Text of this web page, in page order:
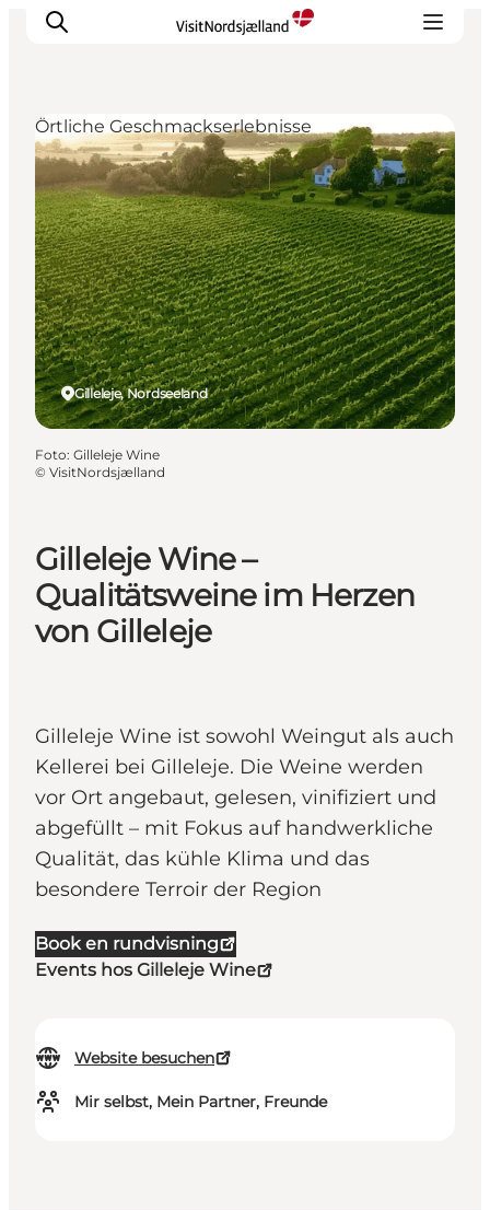
Highlights
Erlebnisse
Geschmack
Unterkünfte
Städte
Reiseplanung
Gilleleje Wine –
Qualitätsweine im Herzen
von Gilleleje
Gilleleje Wine ist sowohl Weingut als auch
Kellerei bei Gilleleje. Die Weine werden
vor Ort angebaut, gelesen, vinifiziert und
abgefüllt – mit Fokus auf handwerkliche
Qualität, das kühle Klima und das
besondere Terroir der Region
Book en rundvisning
Events hos Gilleleje Wine
Website besuchen
Mir selbst, Mein Partner, Freunde
Gilleleje, Nordseeland
Örtliche Geschmackserlebnisse
Foto: Gilleleje Wine
© VisitNordsjælland